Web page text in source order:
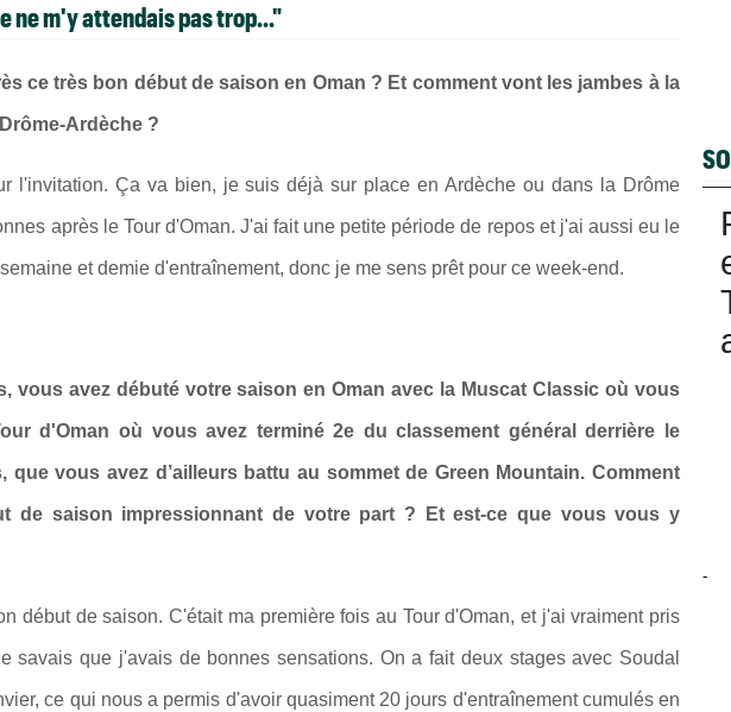
ne m'y attendais pas trop..."
ce très bon début de saison en Oman ? Et comment vont les jambes à la
Ardèche ?
l'invitation. Ça va bien, je suis déjà sur place en Ardèche ou dans la Drôme
après le Tour d'Oman. J'ai fait une petite période de repos et j'ai aussi eu le
et demie d'entraînement, donc je me sens prêt pour ce week-end.
vous avez débuté votre saison en Oman avec la Muscat Classic où vous
d'Oman où vous avez terminé 2e du classement général derrière le
que vous avez d’ailleurs battu au sommet de Green Mountain. Comment
de saison impressionnant de votre part ? Et est-ce que vous vous y
début de saison. C'était ma première fois au Tour d'Oman, et j'ai vraiment pris
savais que j'avais de bonnes sensations. On a fait deux stages avec Soudal
ce qui nous a permis d'avoir quasiment 20 jours d'entraînement cumulés en
-